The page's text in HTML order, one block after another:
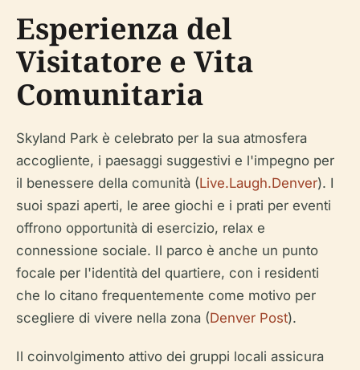
Esperienza del
Visitatore e Vita
Comunitaria
Skyland Park è celebrato per la sua atmosfera
accogliente, i paesaggi suggestivi e l'impegno per
il benessere della comunità (Live.Laugh.Denver). I
suoi spazi aperti, le aree giochi e i prati per eventi
offrono opportunità di esercizio, relax e
connessione sociale. Il parco è anche un punto
focale per l'identità del quartiere, con i residenti
che lo citano frequentemente come motivo per
scegliere di vivere nella zona (Denver Post).
Il coinvolgimento attivo dei gruppi locali assicura